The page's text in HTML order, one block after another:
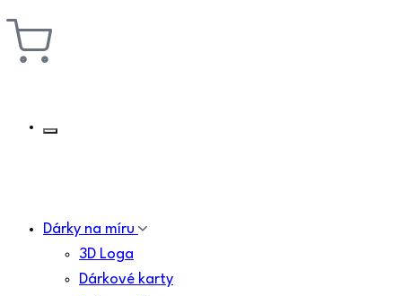
Dárky na míru
3D Loga
Dárkové karty